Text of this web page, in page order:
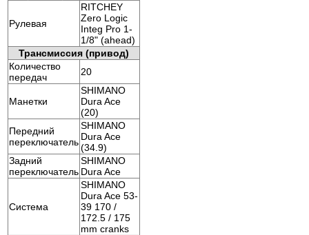
Рулевая
RITCHEY
Zero Logic
Integ Pro 1-
1/8" (ahead)
Трансмиссия (привод)
Количество
передач
20
Манетки
SHIMANO
Dura Ace
(20)
Передний
переключатель
SHIMANO
Dura Ace
(34.9)
Задний
переключатель
SHIMANO
Dura Ace
Система
SHIMANO
Dura Ace 53-
39 170 /
172.5 / 175
mm cranks